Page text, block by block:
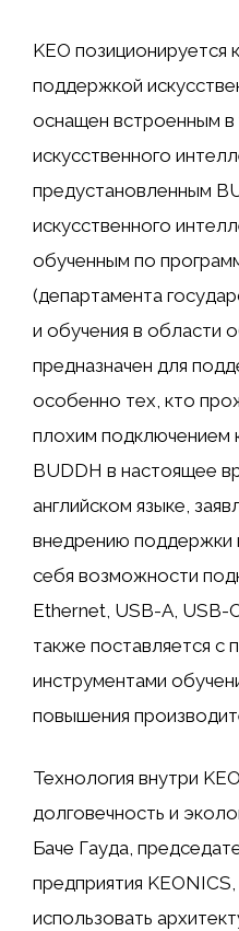
KEO позиционируется
поддержкой
оснащен встроенным
искусственного
предустановленным
искусственного
обученным по
(департамента
и обучения в области
предназначен для
особенно тех, кто
плохим подключением
BUDDH в настоящее
английском языке,
внедрению поддержки
себя возможности
Ethernet, USB-A, USB-
также поставляется с
инструментами
повышения
Технология внутри
долговечность и
Баче Гауда,
предприятия
использовать